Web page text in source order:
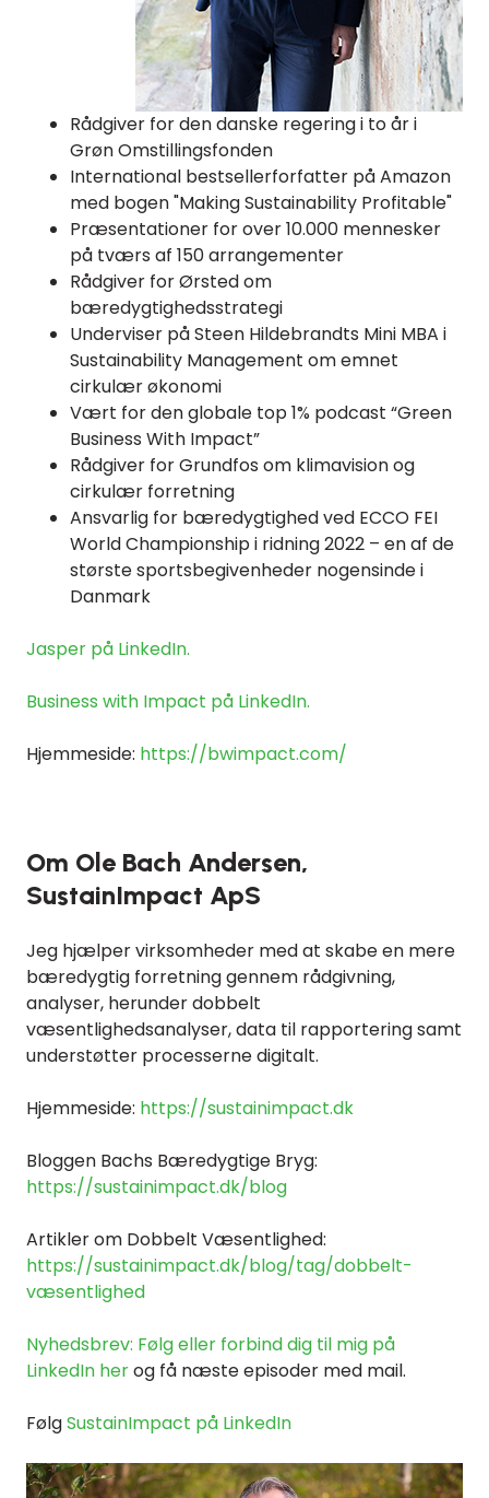
Rådgiver for den danske regering i to år i
Grøn Omstillingsfonden
International bestsellerforfatter på Amazon
med bogen "Making Sustainability Profitable"
Præsentationer for over 10.000 mennesker
på tværs af 150 arrangementer
Rådgiver for Ørsted om
bæredygtighedsstrategi
Underviser på Steen Hildebrandts Mini MBA i
Sustainability Management om emnet
cirkulær økonomi
Vært for den globale top 1% podcast “Green
Business With Impact”
Rådgiver for Grundfos om klimavision og
cirkulær forretning
Ansvarlig for bæredygtighed ved ECCO FEI
World Championship i ridning 2022 – en af de
største sportsbegivenheder nogensinde i
Danmark
Jasper på LinkedIn.
Business with Impact på LinkedIn.
Hjemmeside: https://bwimpact.com/
Om Ole Bach Andersen,
SustainImpact ApS
Jeg hjælper virksomheder med at skabe en mere
bæredygtig forretning gennem rådgivning,
analyser, herunder dobbelt
væsentlighedsanalyser, data til rapportering samt
understøtter processerne digitalt.
Hjemmeside: https://sustainimpact.dk
Bloggen Bachs Bæredygtige Bryg:
https://sustainimpact.dk/blog
Artikler om Dobbelt Væsentlighed:
https://sustainimpact.dk/blog/tag/dobbelt-
væsentlighed
Nyhedsbrev: Følg eller forbind dig til mig på
LinkedIn herog få næste episoder med mail.
FølgSustainImpact på LinkedIn